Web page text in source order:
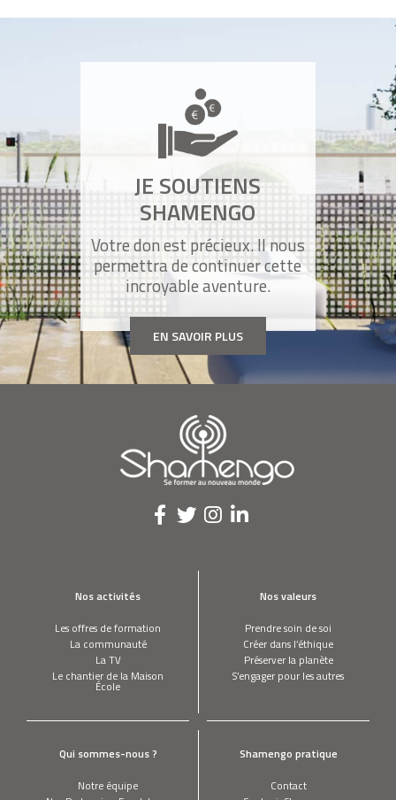
Pose des barrières du chantier Villa
Shamengo
Pose de la "première pierre" de la villa
Shamengo
Une première mondiale
Clip Villa Shamengo COP 21
Clip Villa Shamengo à Bordeaux
La Nuit du Clean Tag
ESD & Ecole de Condé - Projet Peinture
ESD & Ecole de Condé - Projet Bistrot
JE SOUTIENS
SHAMENGO
Votre don est précieux. Il nous
permettra de continuer cette
incroyable aventure.
EN SAVOIR PLUS
Nos activités
Les offres de formation
La communauté
La TV
Le chantier de la Maison
École
Nos valeurs
Prendre soin de soi
Créer dans l’éthique
Préserver la planète
S’engager pour les autres
Qui sommes-nous ?
Notre équipe
Shamengo pratique
Contact